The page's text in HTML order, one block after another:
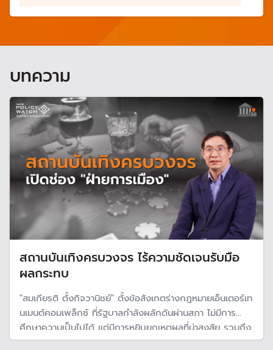
Economy) เข้าสู่ระบบ
ภาษี โดยคาดว่าจะมีมูลค่า
สูงกว่า 50% ของจีดีพี
บทความ
สถานบันเทิงครบวงจร ไร้ความชัดเจนรับมือ
ผลกระทบ
"สมเกียรติ ตั้งกิจวานิชย์" ตั้งข้อสังเกตร่างกฎหมายเอ็นเตอร์เท
นเมนต์คอมเพล็กซ์ ที่รัฐบาลกำลังผลักดันผ่านสภา ไม่มีการ
ศึกษาความเป็นไปได้ แต่มีการหยิบยกเหตุผลที่น่าสงสัย รวมถึง
ไม่มีความชัดเจนเกี่ยวกับผลกระทบทางสังคมที่เกิดขึ้น และเปิด